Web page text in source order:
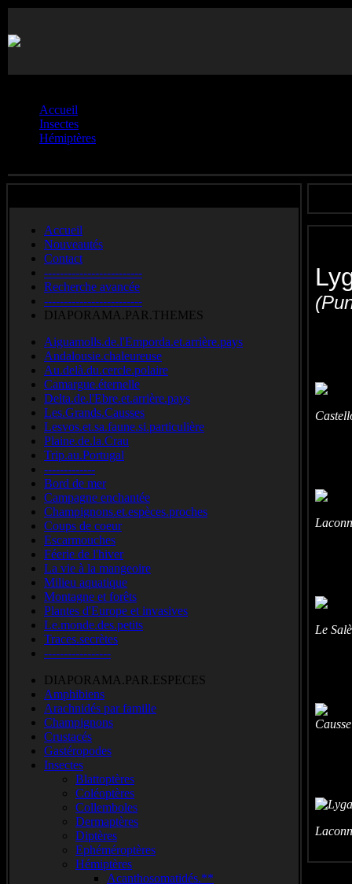
Accueil
Insectes
Hémiptères
Accueil
Nouveautés
Contact
-------------------------
Recherche avancée
-------------------------
DIAPORAMA.PAR.THEMES
Aiguamolls.de.l'Emporda.et.arrière.pays
Andalousie.chaleureuse
Au.delà.du.cercle.polaire
Camargue.éternelle
Delta.de.l'Ebre.et.arrière.pays
Les.Grands.Causses
Lesvos.et.sa.faune.si.particulière
Plaine.de.la.Crau
Trip.au.Portugal
-------------
Bord de mer
Campagne enchantée
Champignons.et.espèces.proches
Coups de coeur
Escarmouches
Féerie de l'hiver
La vie à la mangeoire
Milieu aquatique
Montagne et forêts
Plantes d'Europe et invasives
Le.monde.des.petits
Traces.secrètes
-----------------
DIAPORAMA.PAR.ESPECES
Amphibiens
Arachnidés par famille
Champignons
Crustacés
Gastéropodes
Insectes
Blattoptères
Coléoptères
Collemboles
Dermaptères
Diptères
Ephéméroptères
Hémiptères
Acanthosomatidés.**
Le